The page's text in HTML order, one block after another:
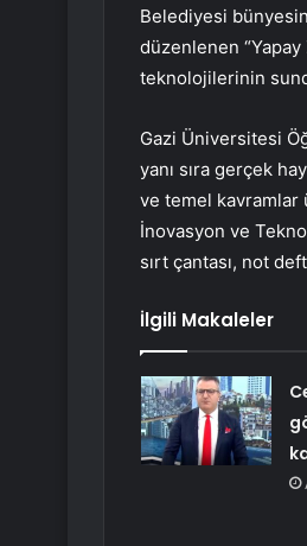
Belediyesi
düzenlenen “Yapay
teknolojilerinin
Gazi Üniversitesi
yanı sıra gerçek
ve temel kavramlar
İnovasyon ve
sırt çantası, not
İlgili Makaleler